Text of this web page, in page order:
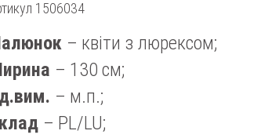
1506034
– квіти з люрексом;
– 130 см;
– м.п.;
– PL/LU;